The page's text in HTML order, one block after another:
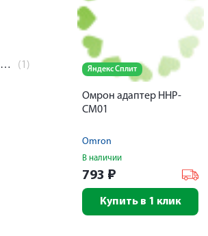
Измерение давления и пульса (1) Яндекс Сплит
Омрон адаптер HHP-
CM01
Omron
В наличии
793 ₽
Купить в 1 клик